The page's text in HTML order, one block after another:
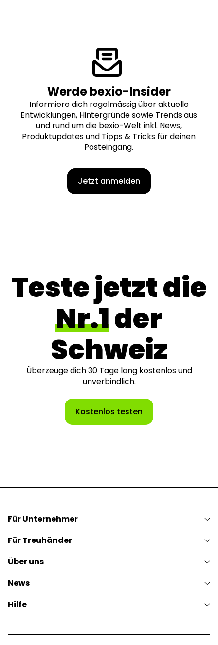
Werde bexio-Insider
Informiere dich regelmässig über aktuelle
Entwicklungen, Hintergründe sowie Trends aus
und rund um die bexio-Welt inkl. News,
Produktupdates und Tipps & Tricks für deinen
Posteingang.
Jetzt anmelden
Teste jetzt die
Nr.1der
Schweiz
Überzeuge dich 30 Tage lang kostenlos und
unverbindlich.
Kostenlos testen
Für Unternehmer
Für Treuhänder
Über uns
News
Hilfe